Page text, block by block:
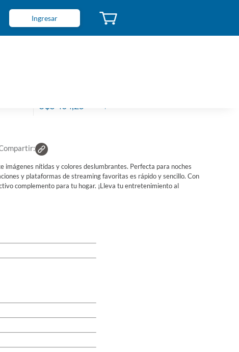
Ingresar
U$S 464,25
nítidas y colores deslumbrantes. Perfecta para noches
y plataformas de streaming favoritas es rápido y sencillo. Con
complemento para tu hogar. ¡Lleva tu entretenimiento al